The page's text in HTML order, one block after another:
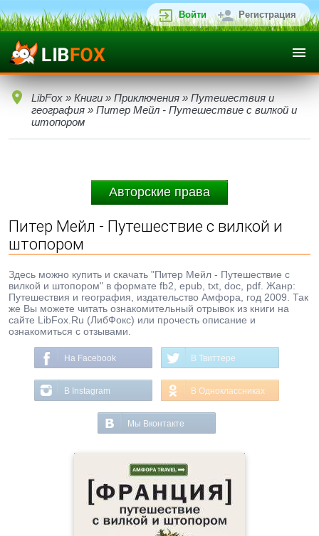
Войти Регистрация
LibFox » Книги » Приключения » Путешествия и
география » Питер Мейл - Путешествие с вилкой и
штопором
Авторские права
Питер Мейл - Путешествие с вилкой и
штопором
Здесь можно купить и скачать "Питер Мейл - Путешествие с
вилкой и штопором" в формате fb2, epub, txt, doc, pdf. Жанр:
Путешествия и география, издательство Амфора, год 2009. Так
же Вы можете читать ознакомительный отрывок из книги на
сайте LibFox.Ru (ЛибФокс) или прочесть описание и
ознакомиться с отзывами.
На Facebook В Твиттере
В Instagram В Одноклассниках
Мы Вконтакте